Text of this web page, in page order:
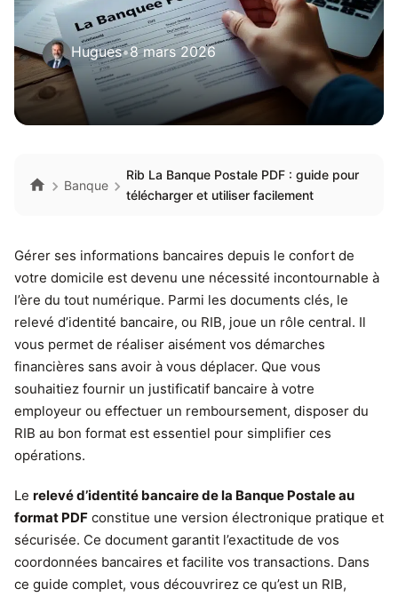
Hugues•8 mars 2026
Banque
Rib La Banque Postale PDF : guide pour
télécharger et utiliser facilement
Gérer ses informations bancaires depuis le confort de
votre domicile est devenu une nécessité incontournable à
l’ère du tout numérique. Parmi les documents clés, le
relevé d’identité bancaire, ou RIB, joue un rôle central. Il
vous permet de réaliser aisément vos démarches
financières sans avoir à vous déplacer. Que vous
souhaitiez fournir un justificatif bancaire à votre
employeur ou effectuer un remboursement, disposer du
RIB au bon format est essentiel pour simplifier ces
opérations.
Le relevé d’identité bancaire de la Banque Postale au
format PDF constitue une version électronique pratique et
sécurisée. Ce document garantit l’exactitude de vos
coordonnées bancaires et facilite vos transactions. Dans
ce guide complet, vous découvrirez ce qu’est un RIB,